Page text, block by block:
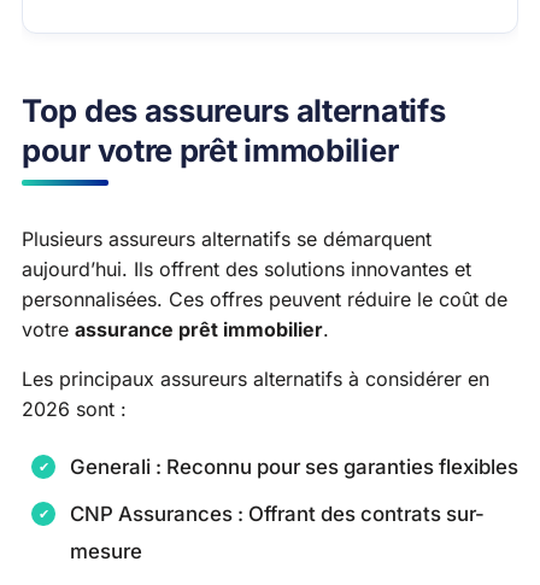
Top des assureurs alternatifs
pour votre prêt immobilier
Plusieurs assureurs alternatifs se démarquent
aujourd’hui. Ils offrent des solutions innovantes et
personnalisées. Ces offres peuvent réduire le coût de
votre assurance prêt immobilier.
Les principaux assureurs alternatifs à considérer en
2026 sont :
Generali : Reconnu pour ses garanties flexibles
CNP Assurances : Offrant des contrats sur-
mesure